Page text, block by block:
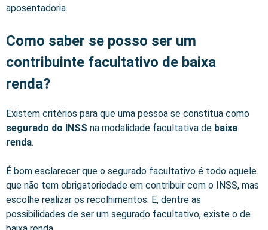
aposentadoria.
Como saber se posso ser um
contribuinte facultativo de baixa
renda?
Existem critérios para que uma pessoa se constitua como
segurado do INSS na modalidade facultativa de baixa
renda.
É bom esclarecer que o segurado facultativo é todo aquele
que não tem obrigatoriedade em contribuir com o INSS, mas
escolhe realizar os recolhimentos. E, dentre as
possibilidades de ser um segurado facultativo, existe o de